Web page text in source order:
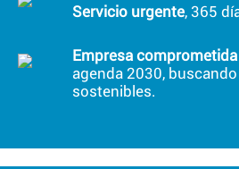
Servicio urgente, 365
Empresa
agenda 2030,
sostenibles.